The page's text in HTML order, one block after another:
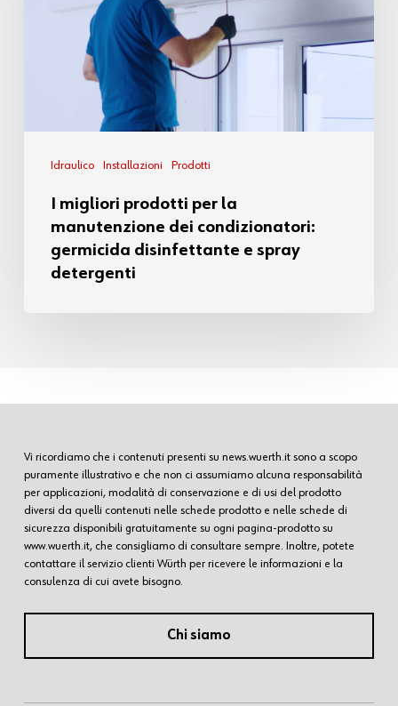
Idraulico Installazioni Prodotti
I migliori prodotti per la
manutenzione dei condizionatori:
germicida disinfettante e spray
detergenti
Vi ricordiamo che i contenuti presenti su news.wuerth.it sono a scopo
puramente illustrativo e che non ci assumiamo alcuna responsabilità
per applicazioni, modalità di conservazione e di usi del prodotto
diversi da quelli contenuti nelle schede prodotto e nelle schede di
sicurezza disponibili gratuitamente su ogni pagina-prodotto su
www.wuerth.it, che consigliamo di consultare sempre. Inoltre, potete
contattare il servizio clienti Würth per ricevere le informazioni e la
consulenza di cui avete bisogno.
Chi siamo